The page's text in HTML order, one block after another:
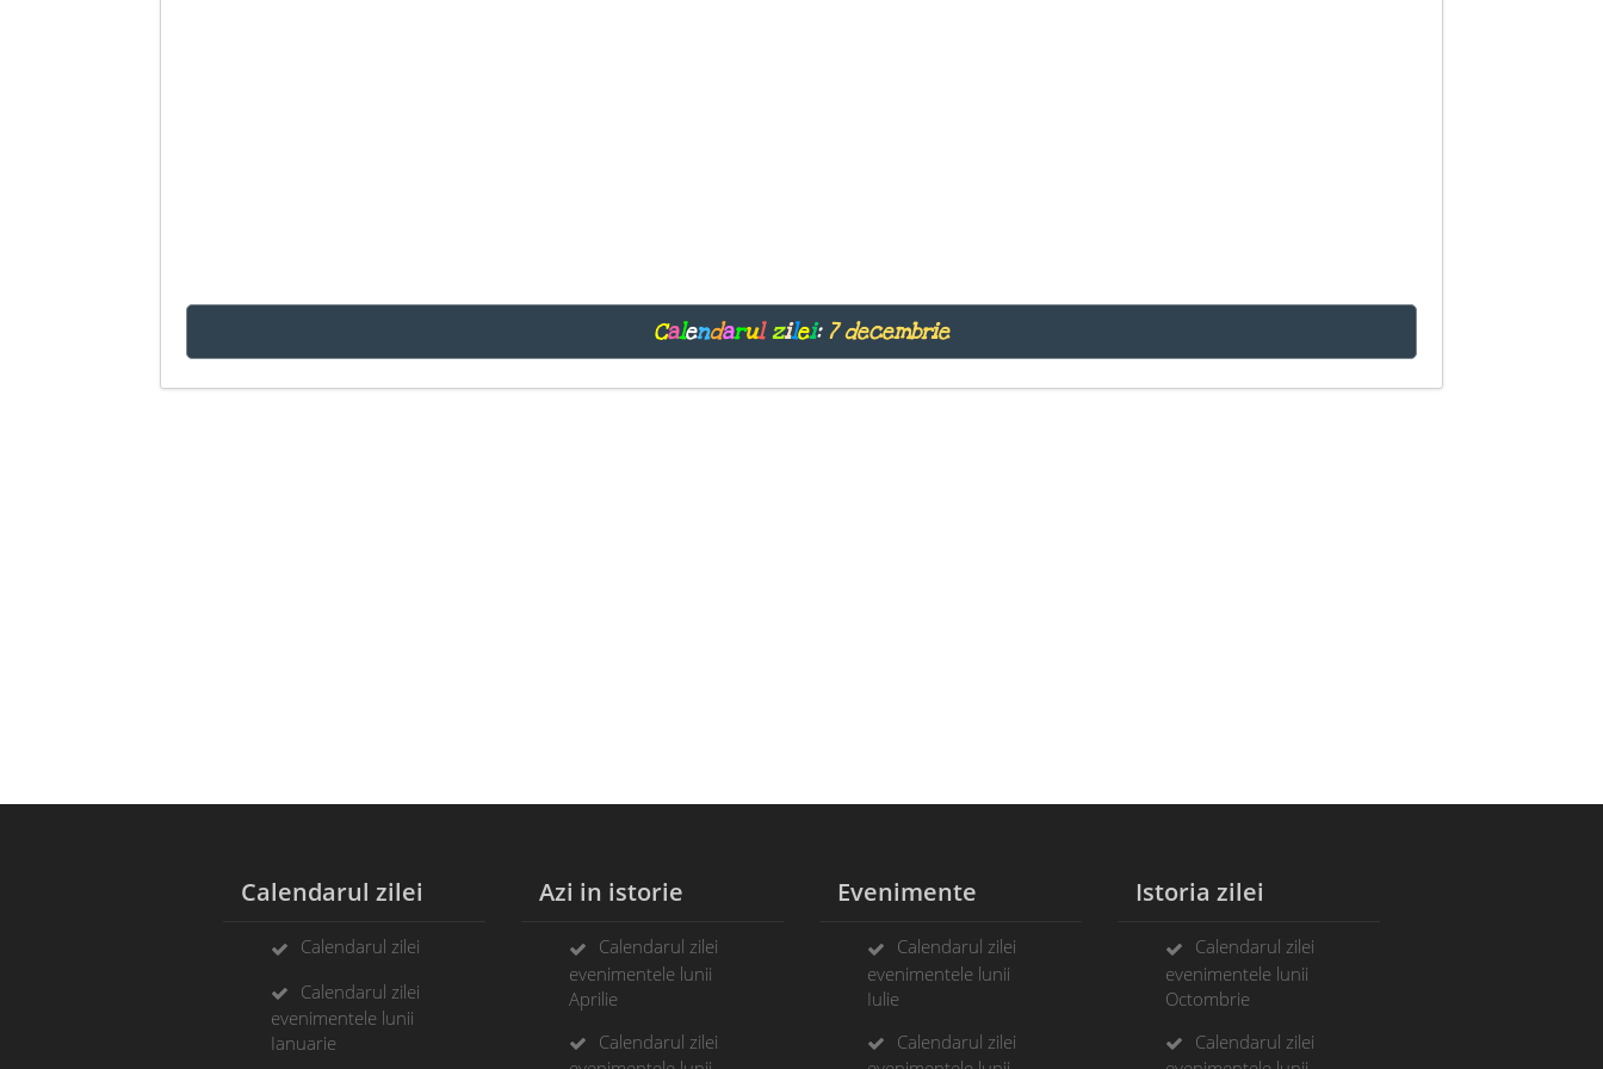
Calendarul zilei: 7 decembrie
Calendarul zilei
Calendarul zilei
Calendarul zilei
evenimentele lunii
Ianuarie
Azi in istorie
Calendarul zilei
evenimentele lunii
Aprilie
Calendarul zilei
Evenimente
Calendarul zilei
evenimentele lunii
Iulie
Calendarul zilei
Istoria zilei
Calendarul zilei
evenimentele lunii
Octombrie
Calendarul zilei